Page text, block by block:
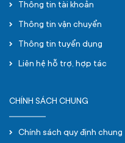
Thông tin tài khoản
Thông tin vận chuyển
Thông tin tuyển dụng
Liên hệ hỗ trợ, hợp tác
CHÍNH SÁCH CHUNG
Chính sách quy định chung